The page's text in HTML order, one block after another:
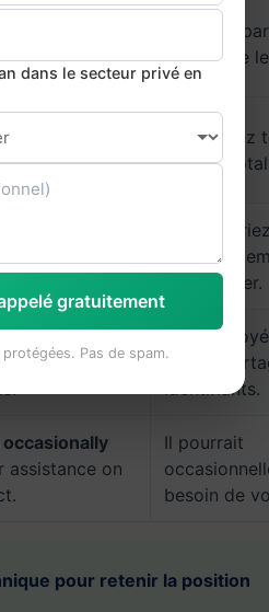
Fridays.
Elle peut
à distance
on this
Vous
soutien
Vous
relire vos
les envoyer.
must never
login
Les
jamais
identifiants.
assistance on
Il pourrait
besoin de
pour retenir la position
dans le secteur privé en
gratuitement
Pas de spam.